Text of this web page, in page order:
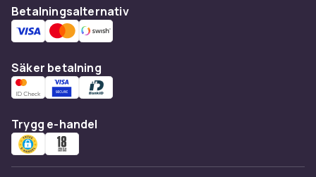
Betalningsalternativ
Säker betalning
Trygg e-handel